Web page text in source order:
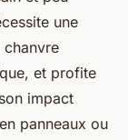
une
chanvre
et profite
impact
panneaux ou